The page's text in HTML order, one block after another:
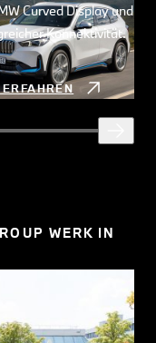
Curved Display und
Konnektivität.
WERK IN